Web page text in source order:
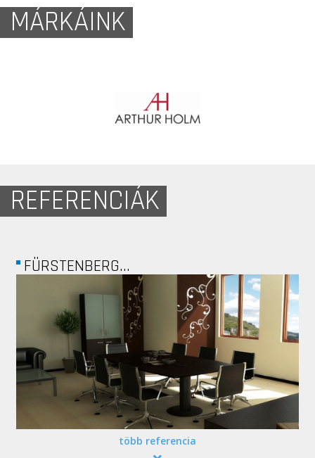
MÁRKÁINK
REFERENCIÁK
EU HÁZA
több referencia